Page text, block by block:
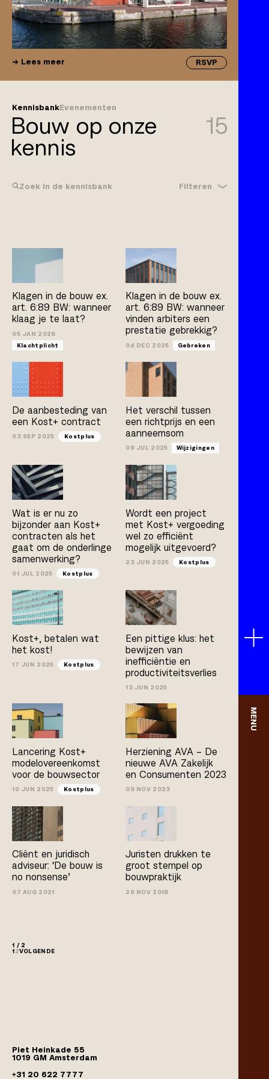
MENU
Lees meer RSVP
KennisbankEvenementen
Bouw op onze
kennis
15
Zoek in de kennisbank Filteren
GebrekenKlachtplicht Wijzigingen
KostplusUAV-GC 2005
ArtikelBoek
Arno Jacobs
Bert van der Zijpp
Hamza Atas
Klagen in de bouw ex.
art. 6:89 BW: wanneer
klaag je te laat?
05 JAN 2026
Klachtplicht
Klagen in de bouw ex.
art. 6:89 BW: wanneer
vinden arbiters een
prestatie gebrekkig?
04 DEC 2025 Gebreken
De aanbesteding van
een Kost+ contract
03 SEP 2025 Kostplus
Het verschil tussen
een richtprijs en een
aanneemsom
08 JUL 2025 Wijzigingen
Wat is er nu zo
bijzonder aan Kost+
contracten als het
gaat om de onderlinge
samenwerking?
01 JUL 2025 Kostplus
Wordt een project
met Kost+ vergoeding
wel zo efficiënt
mogelijk uitgevoerd?
23 JUN 2025 Kostplus
Kost+, betalen wat
het kost!
17 JUN 2025 Kostplus
Een pittige klus: het
bewijzen van
inefficiëntie en
productiviteitsverlies
13 JUN 2025
Lancering Kost+
modelovereenkomst
voor de bouwsector
10 JUN 2025 Kostplus
Herziening AVA – De
nieuwe AVA Zakelijk
en Consumenten 2023
09 NOV 2023
Cliënt en juridisch
adviseur: ‘De bouw is
no­ nonsense’
07 AUG 2021
Juristen drukken te
groot stempel op
bouwpraktijk
28 NOV 2018
1 / 2
12VOLGENDE
Piet Heinkade 55
1019 GM Amsterdam
+31 20 622 7777